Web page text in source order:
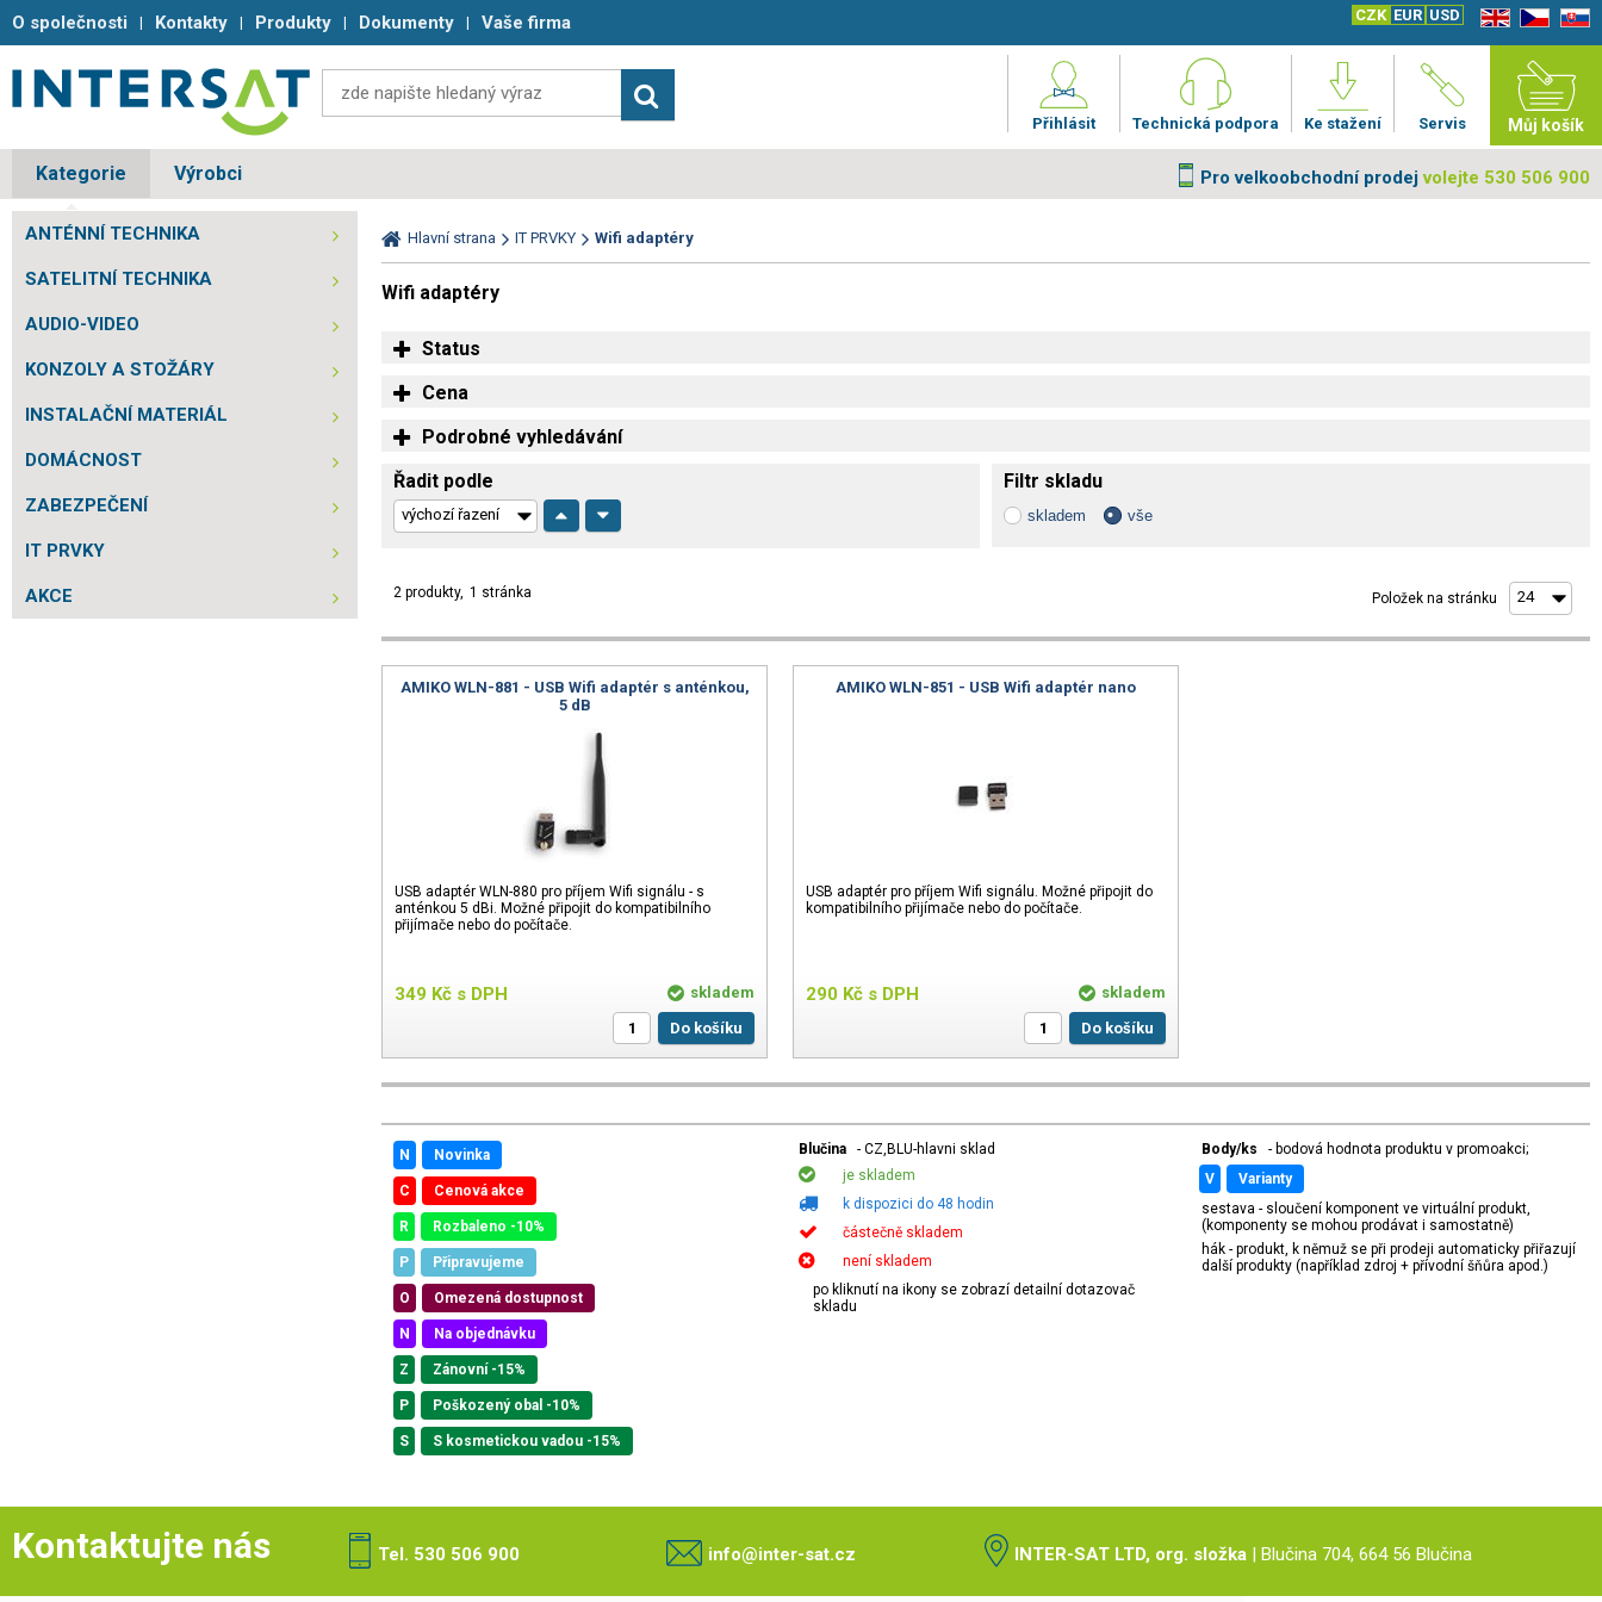
O společnosti Kontakty Produkty Dokumenty Vaše firma EN CZ SK
CZK EUR USD
Můj košík
Servis
Ke stažení
Technická podpora
Přihlásit
Kategorie Výrobci Pro velkoobchodní prodejvolejte 530 506 900
ANTÉNNÍ TECHNIKA
SATELITNÍ TECHNIKA
AUDIO-VIDEO
KONZOLY A STOŽÁRY
INSTALAČNÍ MATERIÁL
DOMÁCNOST
ZABEZPEČENÍ
IT PRVKY
AKCE
Hlavní strana IT PRVKY Wifi adaptéry
Wifi adaptéry
Status
Cena
Podrobné vyhledávání
Řadit podle
Filtr skladu
skladem vše
2 produkty 1 stránka Položek na stránku
AMIKO WLN-881 - USB Wifi adaptér s anténkou,
5 dB
USB adaptér WLN-880 pro příjem Wifi signálu - s
anténkou 5 dBi. Možné připojit do kompatibilního
přijímače nebo do počítače.
349 Kč s DPH
skladem
Do košíku
AMIKO WLN-851 - USB Wifi adaptér nano
USB adaptér pro příjem Wifi signálu. Možné připojit do
kompatibilního přijímače nebo do počítače.
290Kč s DPH
skladem
Do košíku
N Novinka
C Cenová akce
R Rozbaleno -10%
P Připravujeme
O Omezená dostupnost
N Na objednávku
Z Zánovní -15%
P Poškozený obal -10%
S S kosmetickou vadou -15%
Blučina
- CZ,BLU-hlavni sklad
je skladem
k dispozici do 48 hodin
částečně skladem
není skladem
po kliknutí na ikony se zobrazí detailní dotazovač
skladu
Body/ks
- bodová hodnota produktu v promoakci;
v
varianty
sestava - sloučení komponent ve virtuální produkt,
(komponenty se mohou prodávat i samostatně)
hák - produkt, k němuž se při prodeji automaticky přiřazují
další produkty (například zdroj + přívodní šňůra apod.)
Kontaktujte nás Tel. 530 506 900 info@inter-sat.cz INTER-SAT LTD, org. složka | Blučina 704, 664 56 Blučina